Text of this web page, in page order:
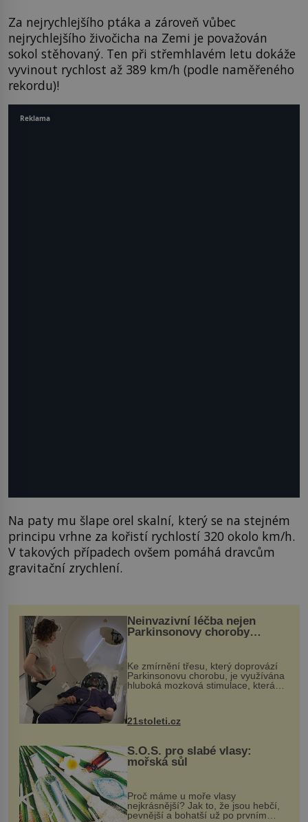
Za nejrychlejšího ptáka a zároveň vůbec
nejrychlejšího živočicha na Zemi je považován
sokol stěhovaný. Ten při střemhlavém letu dokáže
vyvinout rychlost až 389 km/h (podle naměřeného
rekordu)!
Na paty mu šlape orel skalní, který se na stejném
principu vrhne za kořistí rychlostí 320 okolo km/h.
V takových případech ovšem pomáhá dravcům
gravitační zrychlení.
Neinvazivní léčba nejen
Parkinsonovy choroby
Ke zmírnění třesu, který doprovází
Parkinsonovu chorobu, je využívána
hluboká mozková stimulace, která
však vyžaduje vysoce invazivní
zákrok. Ultrazvuk zase není vhodný
k dostatečně přesnému zacílení ...
21stoleti.cz
S.O.S. pro slabé vlasy:
mořská sůl
Proč máme u moře vlasy
nejkrásnější? Jak to, že jsou hebčí,
pevnější a bohatší už po prvním
Reklama